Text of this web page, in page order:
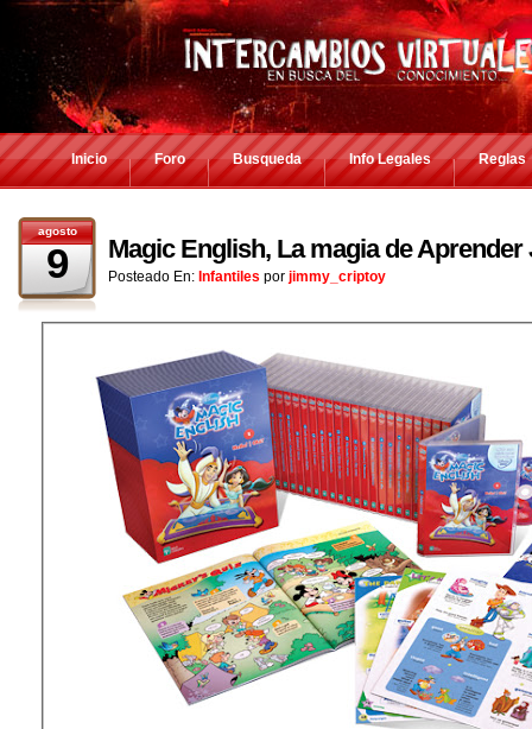
Inicio Foro Busqueda Info Legales Reglas
agosto
9 Magic English, La magia de Aprender
Posteado En: Infantiles por jimmy_criptoy